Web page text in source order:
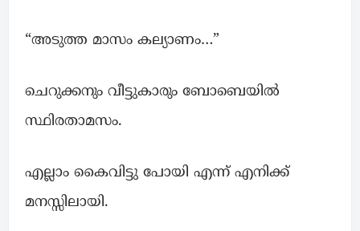
“അടുത്ത മാസം കല്യാണം…”
ചെറുക്കനും വീട്ടുകാരും ബോബെയിൽ
സ്ഥിരതാമസം.
എല്ലാം കൈവിട്ടു പോയി എന്ന് എനിക്ക്
മനസ്സിലായി.